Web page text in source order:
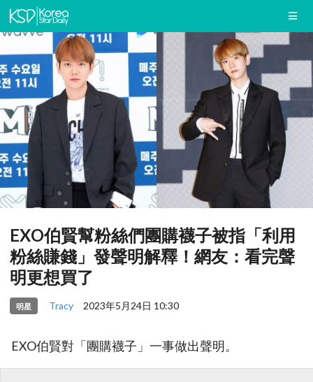
EXO伯賢幫粉絲們團購襪子被指「利用
粉絲賺錢」發聲明解釋！網友：看完聲
明更想買了
明星 Tracy 2023年5月24日 10:30
EXO伯賢對「團購襪子」一事做出聲明。